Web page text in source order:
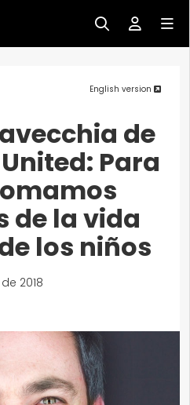
English version
de
United: Para
de la vida
los niños
2018